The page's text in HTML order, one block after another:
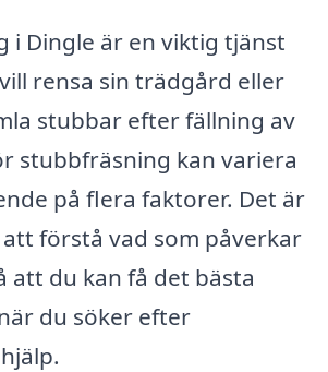
i Dingle är en viktig tjänst
rensa sin trädgård eller
stubbar efter fällning av
stubbfräsning kan variera
på flera faktorer. Det är
förstå vad som påverkar
att du kan få det bästa
du söker efter